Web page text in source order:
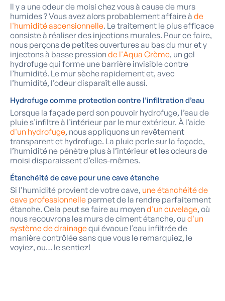
Il y a une odeur de moisi chez vous à cause de murs
humides ? Vous avez alors probablement affaire à de
l'humidité ascensionnelle. Le traitement le plus efficace
consiste à réaliser des injections murales. Pour ce faire,
nous perçons de petites ouvertures au bas du mur et y
injectons à basse pression de l'Aqua Crème, un gel
hydrofuge qui forme une barrière invisible contre
l’humidité. Le mur sèche rapidement et, avec
l’humidité, l’odeur disparaît elle aussi.
Hydrofuge comme protection contre l’infiltration d’eau
Lorsque la façade perd son pouvoir hydrofuge, l’eau de
pluie s’infiltre à l’intérieur par le mur extérieur. À l’aide
d'un hydrofuge, nous appliquons un revêtement
transparent et hydrofuge. La pluie perle sur la façade,
l’humidité ne pénètre plus à l’intérieur et les odeurs de
moisi disparaissent d’elles-mêmes.
Étanchéité de cave pour une cave étanche
Si l’humidité provient de votre cave, une étanchéité de
cave professionnelle permet de la rendre parfaitement
étanche. Cela peut se faire au moyen d'un cuvelage, où
nous recouvrons les murs de ciment étanche, ou d'un
système de drainagequi évacue l’eau infiltrée de
manière contrôlée sans que vous le remarquiez, le
voyiez, ou… le sentiez!